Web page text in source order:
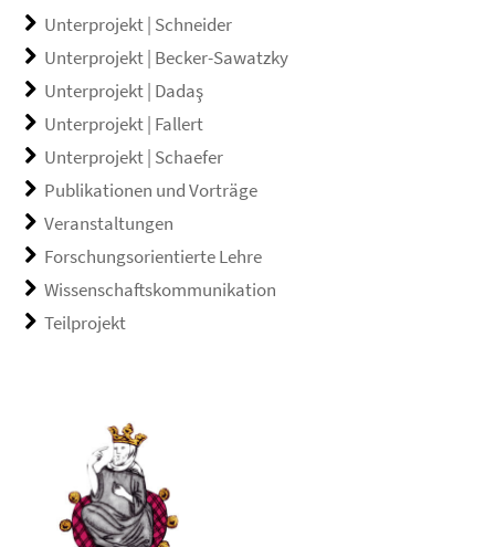
Unterprojekt | Schneider
Unterprojekt | Becker-Sawatzky
Unterprojekt | Dadaş
Unterprojekt | Fallert
Unterprojekt | Schaefer
Publikationen und Vorträge
Veranstaltungen
Forschungsorientierte Lehre
Wissenschaftskommunikation
Teilprojekt